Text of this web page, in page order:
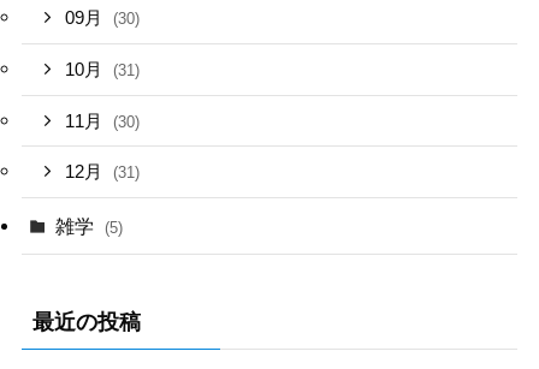
09月 (30)
10月 (31)
11月 (30)
12月 (31)
雑学 (5)
最近の投稿